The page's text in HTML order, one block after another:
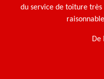
du service de toiture très
De